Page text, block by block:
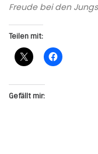
Freude bei den
Teilen mit:
Gefällt mir: